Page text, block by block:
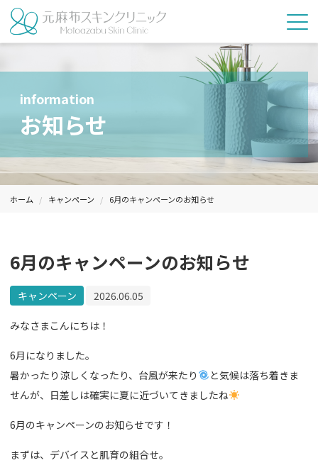
information
お知らせ
ホーム キャンペーン 6月のキャンペーンのお知らせ
6月のキャンペーンのお知らせ
キャンペーン 2026.06.05
みなさまこんにちは！
6月になりました。
暑かったり涼しくなったり、台風が来たり
と気候は落ち着きま
せんが、日差しは確実に夏に近づいてきましたね
6月のキャンペーンのお知らせです！
まずは、デバイスと肌育の組合せ。